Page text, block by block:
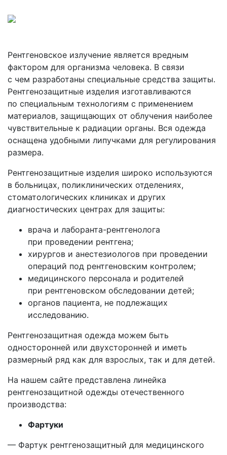
Рентгеновское излучение является вредным
фактором для организма человека. В связи
с чем разработаны специальные средства защиты.
Рентгенозащитные изделия изготавливаются
по специальным технологиям с применением
материалов, защищающих от облучения наиболее
чувствительные к радиации органы. Вся одежда
оснащена удобными липучками для регулирования
размера.
Рентгенозащитные изделия широко используются
в больницах, поликлинических отделениях,
стоматологических клиниках и других
диагностических центрах для защиты:
врача и лаборанта-рентгенолога
при проведении рентгена;
хирургов и анестезиологов при проведении
операций под рентгеновским контролем;
медицинского персонала и родителей
при рентгеновском обследовании детей;
органов пациента, не подлежащих
исследованию.
Рентгенозащитная одежда можем быть
односторонней или двухсторонней и иметь
размерный ряд как для взрослых, так и для детей.
На нашем сайте представлена линейка
рентгенозащитной одежды отечественного
производства:
Фартуки
— Фартук рентгенозащитный для медицинского